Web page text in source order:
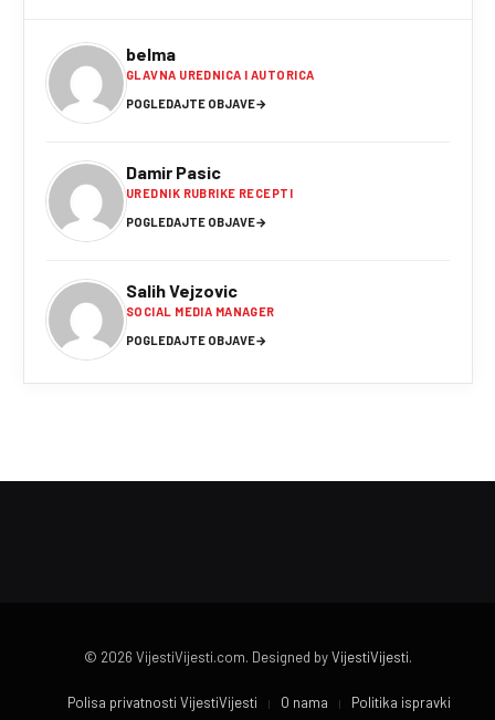
belma
GLAVNA UREDNICA I AUTORICA
POGLEDAJTE OBJAVE→
Damir Pasic
UREDNIK RUBRIKE RECEPTI
POGLEDAJTE OBJAVE→
Salih Vejzovic
SOCIAL MEDIA MANAGER
POGLEDAJTE OBJAVE→
© 2026 VijestiVijesti.com. Designed byVijestiVijesti.
Polisa privatnosti VijestiVijesti O nama Politika ispravki